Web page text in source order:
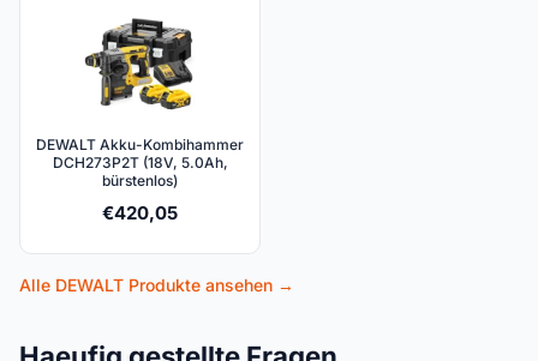
DEWALT Akku-Kombihammer
DCH273P2T (18V, 5.0Ah,
bürstenlos)
€420,05
Alle DEWALT Produkte ansehen →